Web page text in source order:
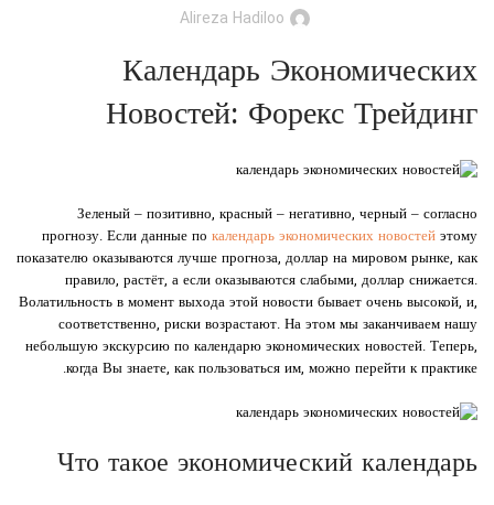
Alireza Hadiloo
Календарь Экономических
Новостей: Форекс Трейдинг
Зеленый – позитивно, красный – негативно, черный – согласно
прогнозу. Если данные по календарь экономических новостей этому
показателю оказываются лучше прогноза, доллар на мировом рынке, как
правило, растёт, а если оказываются слабыми, доллар снижается.
Волатильность в момент выхода этой новости бывает очень высокой, и,
соответственно, риски возрастают. На этом мы заканчиваем нашу
небольшую экскурсию по календарю экономических новостей. Теперь,
когда Вы знаете, как пользоваться им, можно перейти к практике.
Что такое экономический календарь